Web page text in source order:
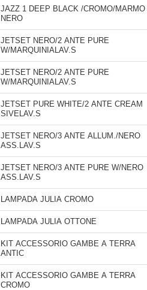
JAZZ 1 DEEP BLACK /CROMO/MARMO
NERO
JETSET NERO/2 ANTE PURE
W/MARQUINIALAV.S
JETSET NERO/2 ANTE PURE
W/MARQUINIALAV.S
JETSET PURE WHITE/2 ANTE CREAM
SIVELAV.S
JETSET NERO/3 ANTE ALLUM./NERO
ASS.LAV.S
JETSET NERO/3 ANTE PURE W/NERO
ASS.LAV.S
LAMPADA JULIA CROMO
LAMPADA JULIA OTTONE
KIT ACCESSORIO GAMBE A TERRA
ANTIC
KIT ACCESSORIO GAMBE A TERRA
CROMO